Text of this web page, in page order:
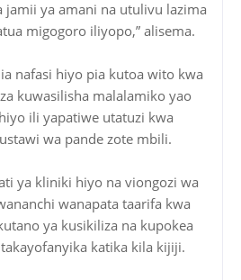
jamii ya amani na utulivu lazima
migogoro iliyopo,” alisema.
nafasi hiyo pia kutoa wito kwa
kuwasilisha malalamiko yao
ili yapatiwe utatuzi kwa
wa pande zote mbili.
ya kliniki hiyo na viongozi wa
wanapata taarifa kwa
ya kusikiliza na kupokea
katika kila kijiji.